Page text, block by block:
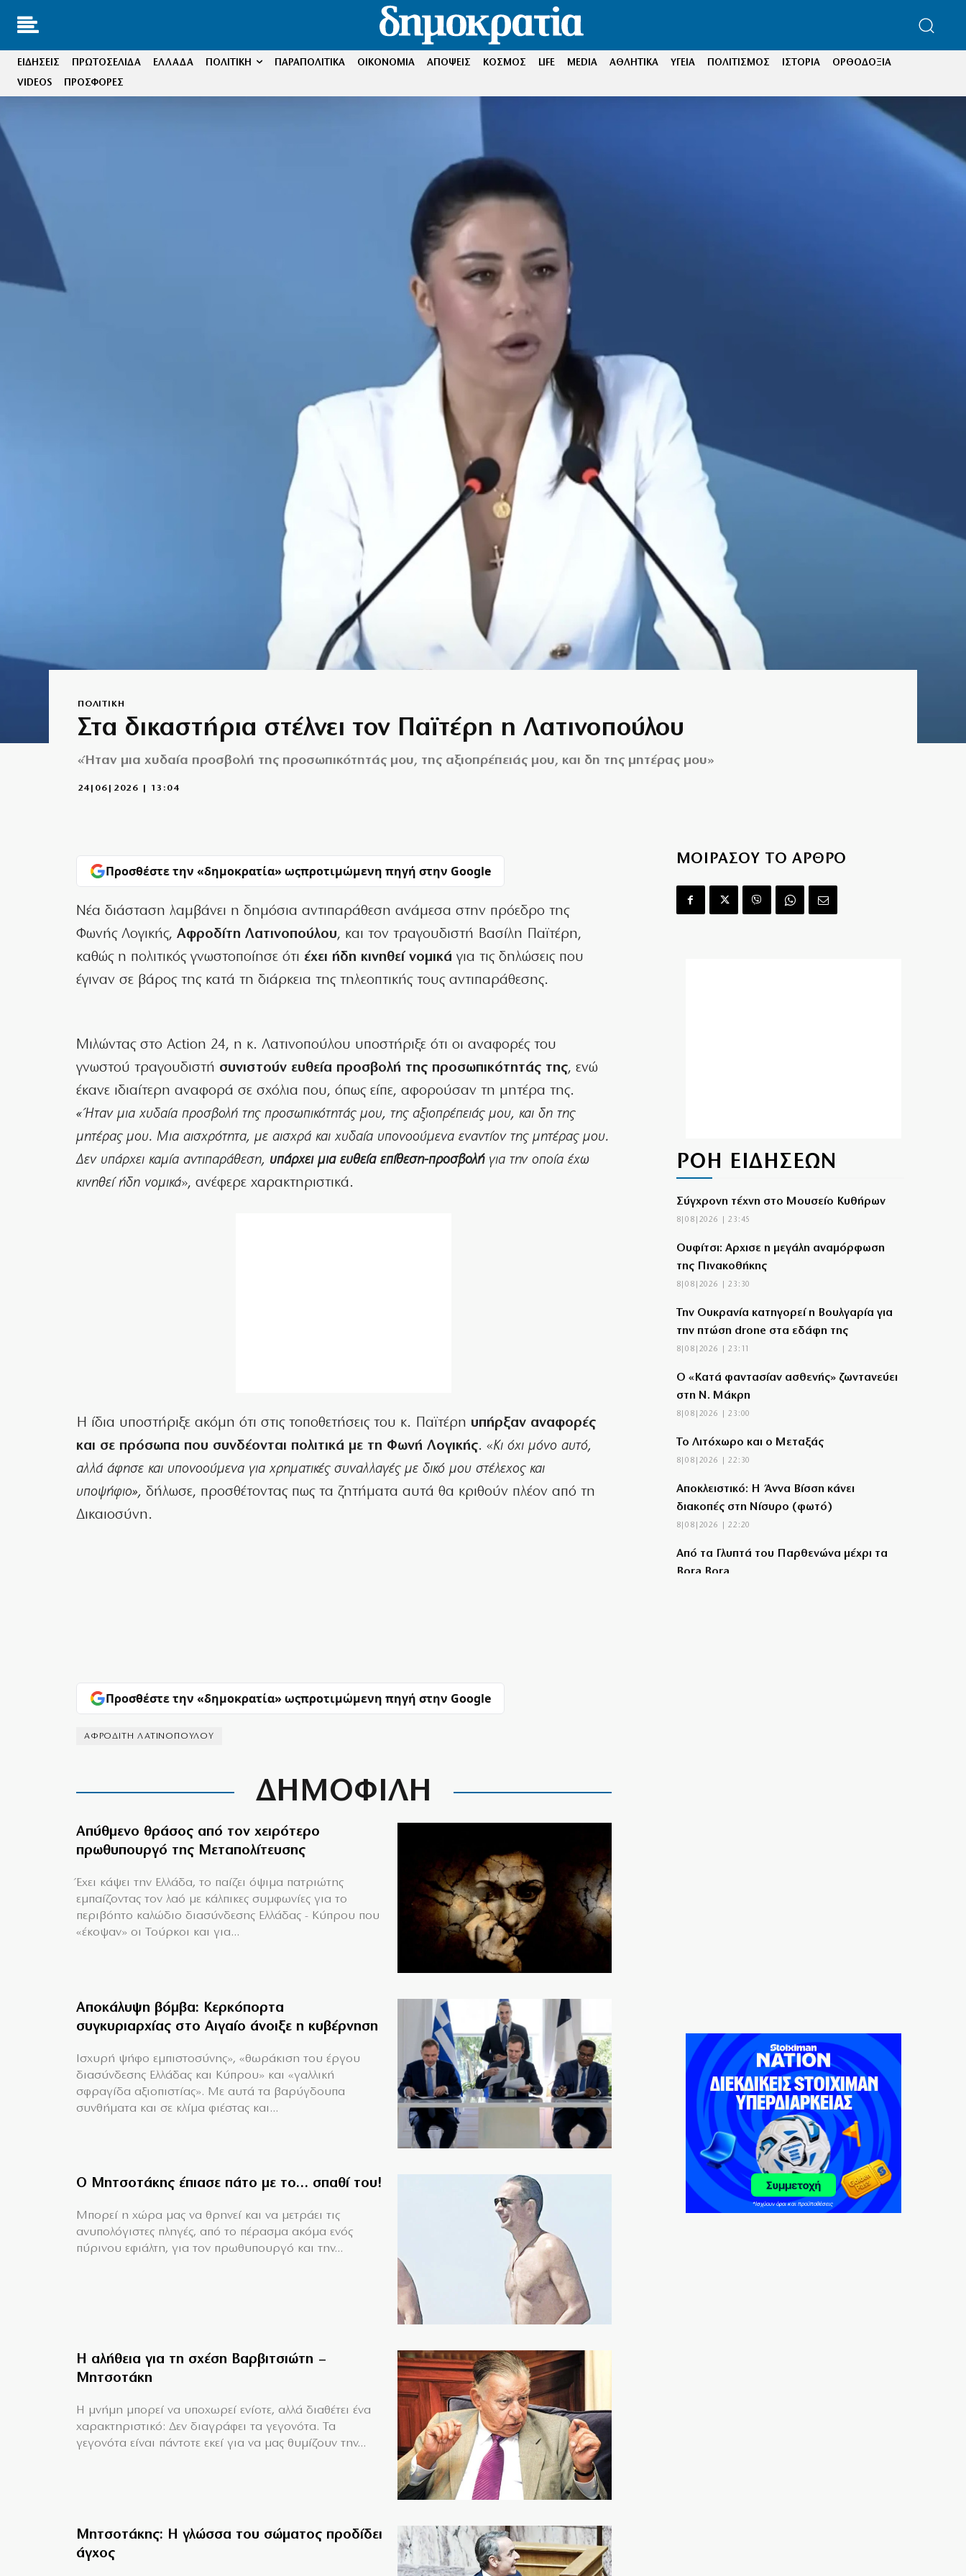
ΕΙΔΗΣΕΙΣ ΠΡΩΤΟΣΕΛΙΔΑ ΕΛΛΑΔΑ ΠΟΛΙΤΙΚΗ ΠΑΡΑΠΟΛΙΤΙΚΑ ΟΙΚΟΝΟΜΙΑ ΑΠΟΨΕΙΣ ΚΟΣΜΟΣ LIFE MEDIA ΑΘΛΗΤΙΚΑ ΥΓΕΙΑ ΠΟΛΙΤΙΣΜΟΣ ΙΣΤΟΡΙΑ
ΟΡΘΟΔΟΞΙΑ
VIDEOS
ΠΡΟΣΦΟΡΕΣ
ΠΟΛΙΤΙΚΗ
Στα δικαστήρια στέλνει τον Παϊτέρη η Λατινοπούλου
«Ήταν μια χυδαία προσβολή της προσωπικότητάς μου, της αξιοπρέπειάς μου, και δη της μητέρας μου»
24|06|2026 | 13:04
Προσθέστε την «δημοκρατία» ωςπροτιμώμενη πηγή στην Google
Νέα διάσταση λαμβάνει η δημόσια αντιπαράθεση ανάμεσα στην πρόεδρο της
Φωνής Λογικής, Αφροδίτη Λατινοπούλου, και τον τραγουδιστή Βασίλη Παϊτέρη,
καθώς η πολιτικός γνωστοποίησε ότι έχει ήδη κινηθεί νομικά για τις δηλώσεις που
έγιναν σε βάρος της κατά τη διάρκεια της τηλεοπτικής τους αντιπαράθεσης.
Μιλώντας στο Action 24, η κ. Λατινοπούλου υποστήριξε ότι οι αναφορές του
γνωστού τραγουδιστή συνιστούν ευθεία προσβολή της προσωπικότητάς της, ενώ
έκανε ιδιαίτερη αναφορά σε σχόλια που, όπως είπε, αφορούσαν τη μητέρα της.
«Ήταν μια χυδαία προσβολή της προσωπικότητάς μου, της αξιοπρέπειάς μου, και δη της
μητέρας μου. Μια αισχρότητα, με αισχρά και χυδαία υπονοούμενα εναντίον της μητέρας μου.
Δεν υπάρχει καμία αντιπαράθεση, υπάρχει μια ευθεία επίθεση-προσβολήγια την οποία έχω
κινηθεί ήδη νομικά», ανέφερε χαρακτηριστικά.
Η ίδια υποστήριξε ακόμη ότι στις τοποθετήσεις του κ. Παϊτέρη υπήρξαν αναφορές
και σε πρόσωπα που συνδέονται πολιτικά με τη Φωνή Λογικής. «Κι όχι μόνο αυτό,
αλλά άφησε και υπονοούμενα για χρηματικές συναλλαγές με δικό μου στέλεχος και
υποψήφιο», δήλωσε, προσθέτοντας πως τα ζητήματα αυτά θα κριθούν πλέον από τη
Δικαιοσύνη.
Προσθέστε την «δημοκρατία» ωςπροτιμώμενη πηγή στην Google
ΑΦΡΟΔΙΤΗ ΛΑΤΙΝΟΠΟΥΛΟΥ
ΔΗΜΟΦΙΛΗ
Απύθμενο θράσος από τον χειρότερο
πρωθυπουργό της Μεταπολίτευσης
Έχει κάψει την Ελλάδα, το παίζει όψιμα πατριώτης
εμπαίζοντας τον λαό με κάλπικες συμφωνίες για το
περιβόητο καλώδιο διασύνδεσης Ελλάδας - Κύπρου που
«έκοψαν» οι Τούρκοι και για...
Αποκάλυψη βόμβα: Κερκόπορτα
συγκυριαρχίας στο Αιγαίο άνοιξε η κυβέρνηση
Ισχυρή ψήφο εμπιστοσύνης», «θωράκιση του έργου
διασύνδεσης Ελλάδας και Κύπρου» και «γαλλική
σφραγίδα αξιοπιστίας». Με αυτά τα βαρύγδουπα
συνθήματα και σε κλίμα φιέστας και...
Ο Μητσοτάκης έπιασε πάτο με το… σπαθί του!
Mπορεί η χώρα μας να θρηνεί και να μετράει τις
ανυπολόγιστες πληγές, από το πέρασμα ακόμα ενός
πύρινου εφιάλτη, για τον πρωθυπουργό και την...
Η αλήθεια για τη σχέση Βαρβιτσιώτη –
Μητσοτάκη
H μνήμη μπορεί να υποχωρεί ενίοτε, αλλά διαθέτει ένα
χαρακτηριστικό: Δεν διαγράφει τα γεγονότα. Τα
γεγονότα είναι πάντοτε εκεί για να μας θυμίζουν την...
Μητσοτάκης: Η γλώσσα του σώματος προδίδει
άγχος
ΜΟΙΡΑΣΟΥ ΤΟ ΑΡΘΡΟ
ΡΟΗ ΕΙΔΗΣΕΩΝ
Σύγχρονη τέχνη στο Μουσείο Κυθήρων
8|08|2026 | 23:45
Ουφίτσι: Αρχισε η μεγάλη αναμόρφωση
της Πινακοθήκης
8|08|2026 | 23:30
Την Ουκρανία κατηγορεί η Βουλγαρία για
την πτώση drone στα εδάφη της
8|08|2026 | 23:11
Ο «Κατά φαντασίαν ασθενής» ζωντανεύει
στη Ν. Μάκρη
8|08|2026 | 23:00
Το Λιτόχωρο και ο Μεταξάς
8|08|2026 | 22:30
Αποκλειστικό: Η Άννα Βίσση κάνει
διακοπές στη Νίσυρο (φωτό)
8|08|2026 | 22:20
Από τα Γλυπτά του Παρθενώνα μέχρι τα
Bora Bora
8|08|2026 | 20:00
Θα γίνει η «Συμφωνία της Μέκκας» το
Μουσουλμανικό ΝΑΤΟ;
8|08|2026 | 19:34
Πύρινα εγκλήματα του κράτους και όλων
των κυβερνήσεων
8|08|2026 | 19:30
Όμηρος: Από τους ραψωδούς στα πρώτα
χειρόγραφα